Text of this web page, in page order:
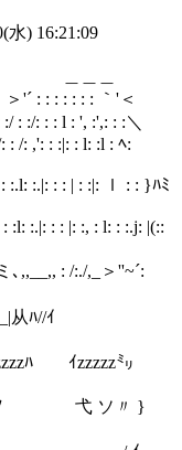
水) 16:21:09
｀'＜
:',: : :＼
l: :l : ﾍ:
:|: ｌ : : }ﾊﾐ
: l: : :.j: |(::
,_＞''~´:
//ｲ
zzzzz㍉
ソ〃 }